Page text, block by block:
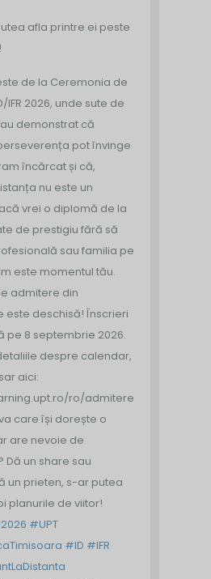
afla printre ei peste
de la Ceremonia de
IFR 2026, unde sute de
demonstrat că
pot învinge
încărcat și că,
nu este un
vrei o diplomă de la
de prestigiu fără să
sau familia pe
este momentul tău.
admitere din
este deschisă! Înscrieri
pe 8 septembrie 2026.
despre calendar,
aici:
ro/admitere/
care își dorește o
are nevoie de
Dă un share sau
un prieten, s-ar putea
planurile de viitor!
#UPT
#ID #IFR